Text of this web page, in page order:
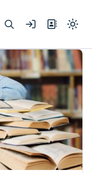
Light
to
to
dark)